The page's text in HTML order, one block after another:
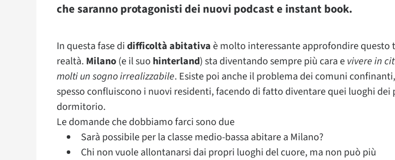
che saranno protagonisti dei nuovi podcast e instant book.
In questa fase didifficoltà abitativa è molto interessante approfondire questo
realtà. Milano(e il suo hinterland) sta diventando sempre più cara evivere in
molti un sogno irrealizzabile. Esiste poi anche il problema dei comuni
spesso confluiscono i nuovi residenti, facendo di fatto diventare quei luoghi dei
dormitorio.
Le domande che dobbiamo farci sono due
Sarà possibile per la classe medio-bassa abitare a Milano?
Chi non vuole allontanarsi dai propri luoghi del cuore, ma non può più